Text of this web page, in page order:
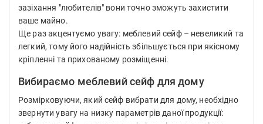
зазіхання "любителів" вони точно зможуть захистити
ваше майно.
Ще раз акцентуємо увагу: меблевий сейф – невеликий та
легкий, тому його надійність збільшується при якісному
кріпленні та прихованому розміщенні.
Вибираємо меблевий сейф для дому
Розмірковуючи, який сейф вибрати для дому, необхідно
звернути увагу на низку параметрів даної продукції: